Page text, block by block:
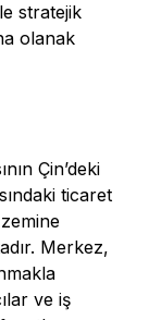
stratejik
olanak
Çin’deki
ticaret
Merkez,
ve iş